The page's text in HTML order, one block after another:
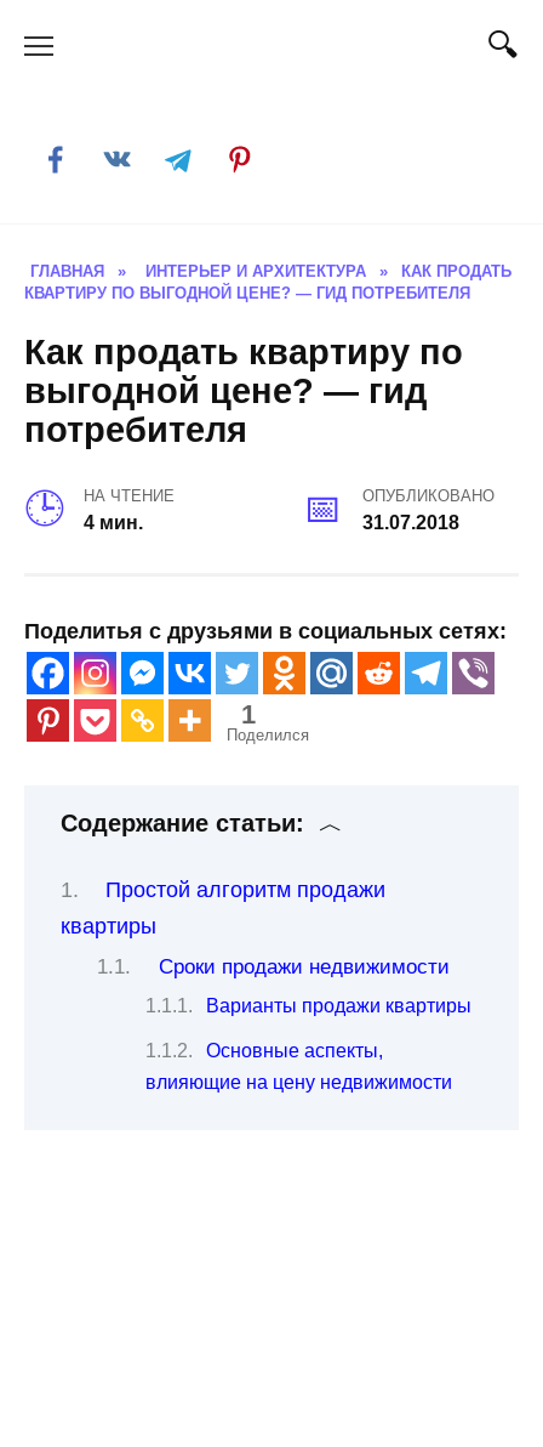
ГЛАВНАЯ » ИНТЕРЬЕР И АРХИТЕКТУРА »
КАК ПРОДАТЬ
КВАРТИРУ ПО ВЫГОДНОЙ ЦЕНЕ? — ГИД ПОТРЕБИТЕЛЯ
Как продать квартиру по
выгодной цене? — гид
потребителя
НА ЧТЕНИЕ
4 мин.
ОПУБЛИКОВАНО
31.07.2018
Поделитья с друзьями в социальных сетях:
1
Поделился
Содержание статьи:
Простой алгоритм продажи
квартиры
Сроки продажи недвижимости
Варианты продажи квартиры
Основные аспекты,
влияющие на цену недвижимости